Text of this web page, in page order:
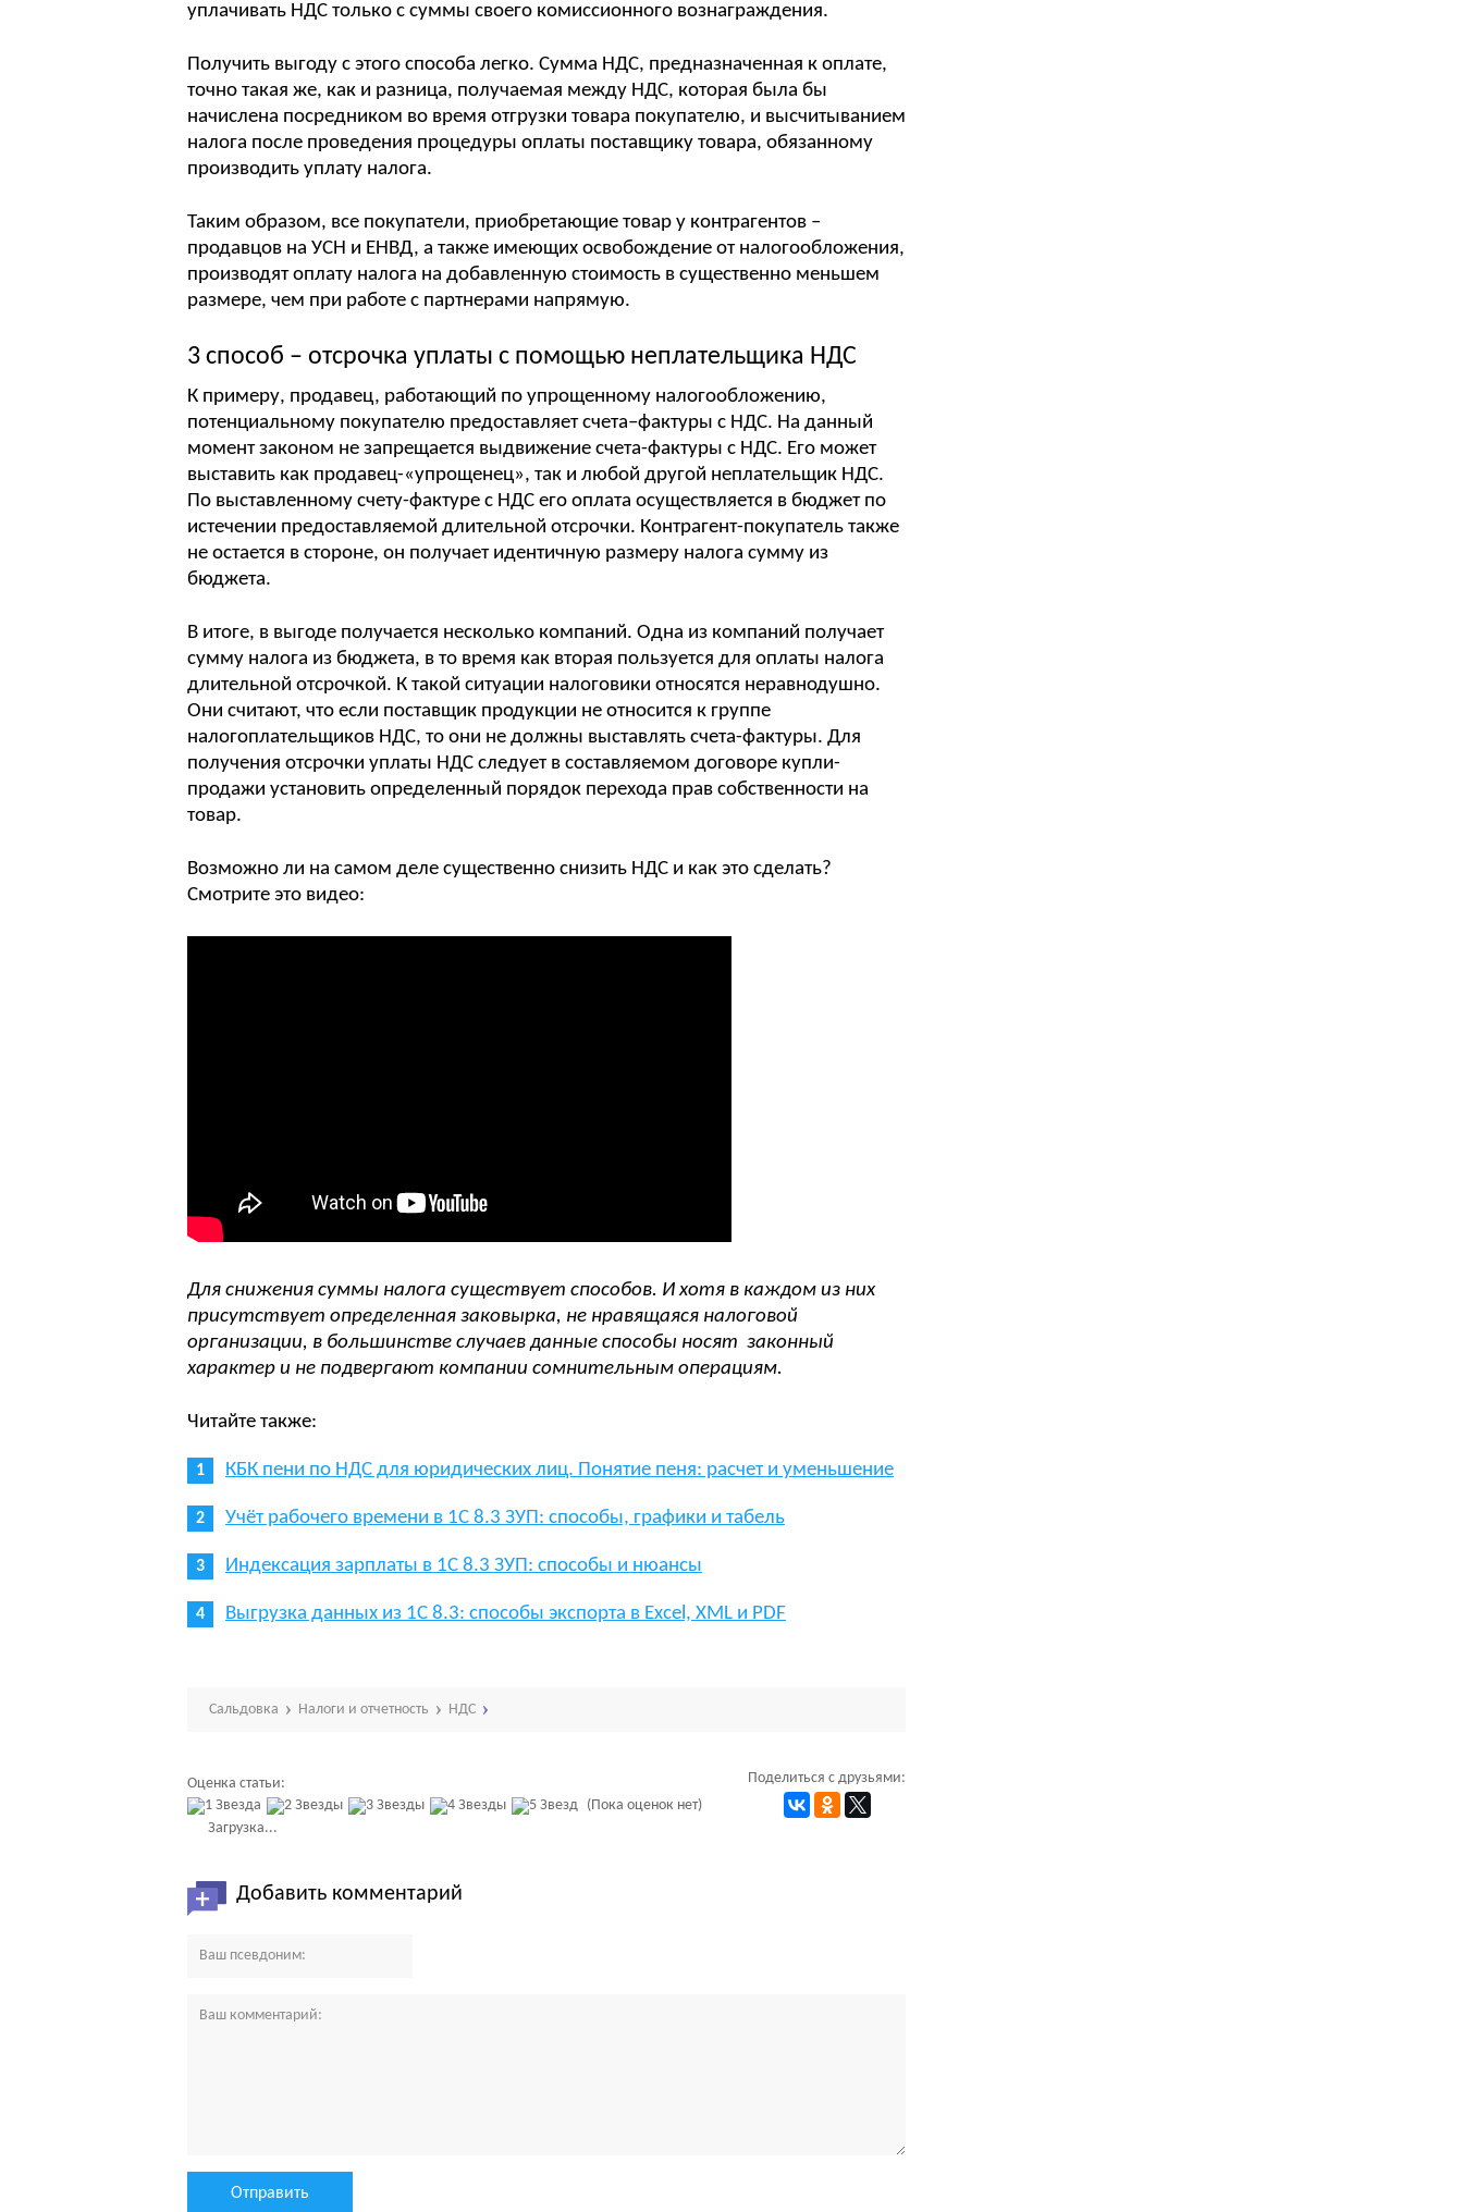
уплачивать НДС только с суммы своего комиссионного вознаграждения.
Получить выгоду с этого способа легко. Сумма НДС, предназначенная к оплате,
точно такая же, как и разница, получаемая между НДС, которая была бы
начислена посредником во время отгрузки товара покупателю, и высчитыванием
налога после проведения процедуры оплаты поставщику товара, обязанному
производить уплату налога.
Таким образом, все покупатели, приобретающие товар у контрагентов –
продавцов на УСН и ЕНВД, а также имеющих освобождение от налогообложения,
производят оплату налога на добавленную стоимость в существенно меньшем
размере, чем при работе с партнерами напрямую.
3 способ – отсрочка уплаты с помощью неплательщика НДС
К примеру, продавец, работающий по упрощенному налогообложению,
потенциальному покупателю предоставляет счета–фактуры с НДС. На данный
момент законом не запрещается выдвижение счета-фактуры с НДС. Его может
выставить как продавец-«упрощенец», так и любой другой неплательщик НДС.
По выставленному счету-фактуре с НДС его оплата осуществляется в бюджет по
истечении предоставляемой длительной отсрочки. Контрагент-покупатель также
не остается в стороне, он получает идентичную размеру налога сумму из
бюджета.
В итоге, в выгоде получается несколько компаний. Одна из компаний получает
сумму налога из бюджета, в то время как вторая пользуется для оплаты налога
длительной отсрочкой. К такой ситуации налоговики относятся неравнодушно.
Они считают, что если поставщик продукции не относится к группе
налогоплательщиков НДС, то они не должны выставлять счета-фактуры. Для
получения отсрочки уплаты НДС следует в составляемом договоре купли-
продажи установить определенный порядок перехода прав собственности на
товар.
Возможно ли на самом деле существенно снизить НДС и как это сделать?
Смотрите это видео:
Для снижения суммы налога существует способов. И хотя в каждом из них
присутствует определенная заковырка, не нравящаяся налоговой
организации, в большинстве случаев данные способы носят законный
характер и не подвергают компании сомнительным операциям.
Читайте также:
КБК пени по НДС для юридических лиц. Понятие пеня: расчет и уменьшение
Учёт рабочего времени в 1С 8.3 ЗУП: способы, графики и табель
Индексация зарплаты в 1С 8.3 ЗУП: способы и нюансы
Выгрузка данных из 1С 8.3: способы экспорта в Excel, XML и PDF
Сальдовка Налоги и отчетность НДС
Оценка статьи:
(Пока оценок нет)
Загрузка...
Поделиться с друзьями:
Добавить комментарий